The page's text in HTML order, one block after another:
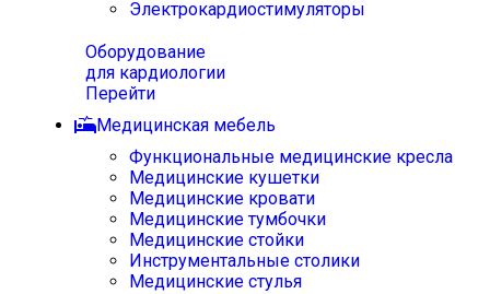
Электрокардиостимуляторы
Оборудование
для кардиологии
Перейти
Медицинская мебель
Функциональные медицинские кресла
Медицинские кушетки
Медицинские кровати
Медицинские тумбочки
Медицинские стойки
Инструментальные столики
Медицинские стулья